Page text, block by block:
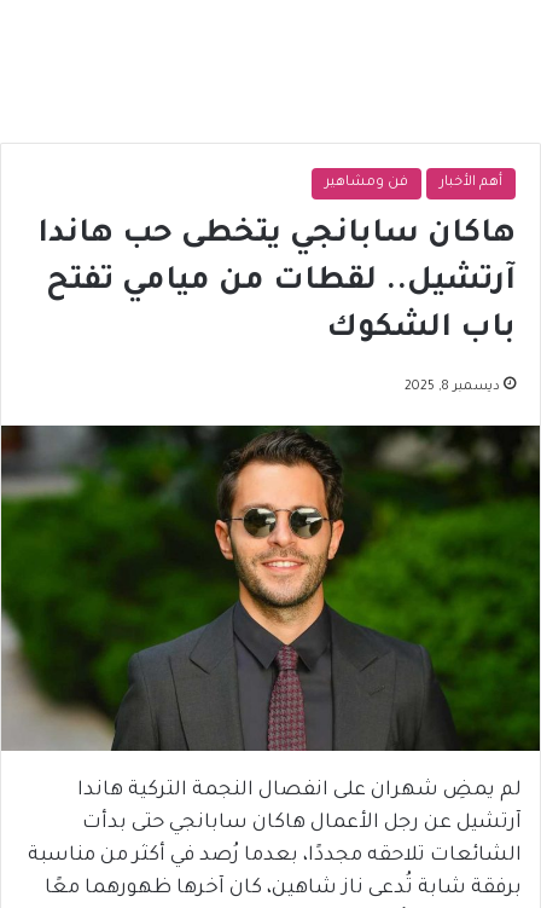
أهم الأخبار فن ومشاهير
هاكان سابانجي يتخطى حب هاندا
آرتشيل.. لقطات من ميامي تفتح
باب الشكوك
ديسمبر 8, 2025
لم يمضِ شهران على انفصال النجمة التركية هاندا
آرتشيل عن رجل الأعمال هاكان سابانجي حتى بدأت
الشائعات تلاحقه مجددًا، بعدما رُصد في أكثر من مناسبة
برفقة شابة تُدعى ناز شاهين، كان آخرها ظهورهما معًا